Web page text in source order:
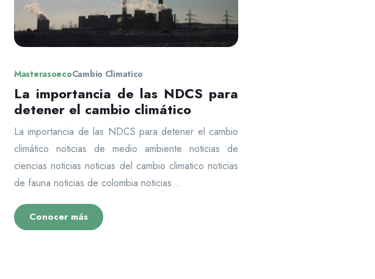
MasterasoecoCambio Climatico
La importancia de las NDCS para
detener el cambio climático
La importancia de las NDCS para detener el cambio
climático noticias de medio ambiente noticias de
ciencias noticias noticias del cambio climatico noticias
de fauna noticias de colombia noticias...
Conocer más